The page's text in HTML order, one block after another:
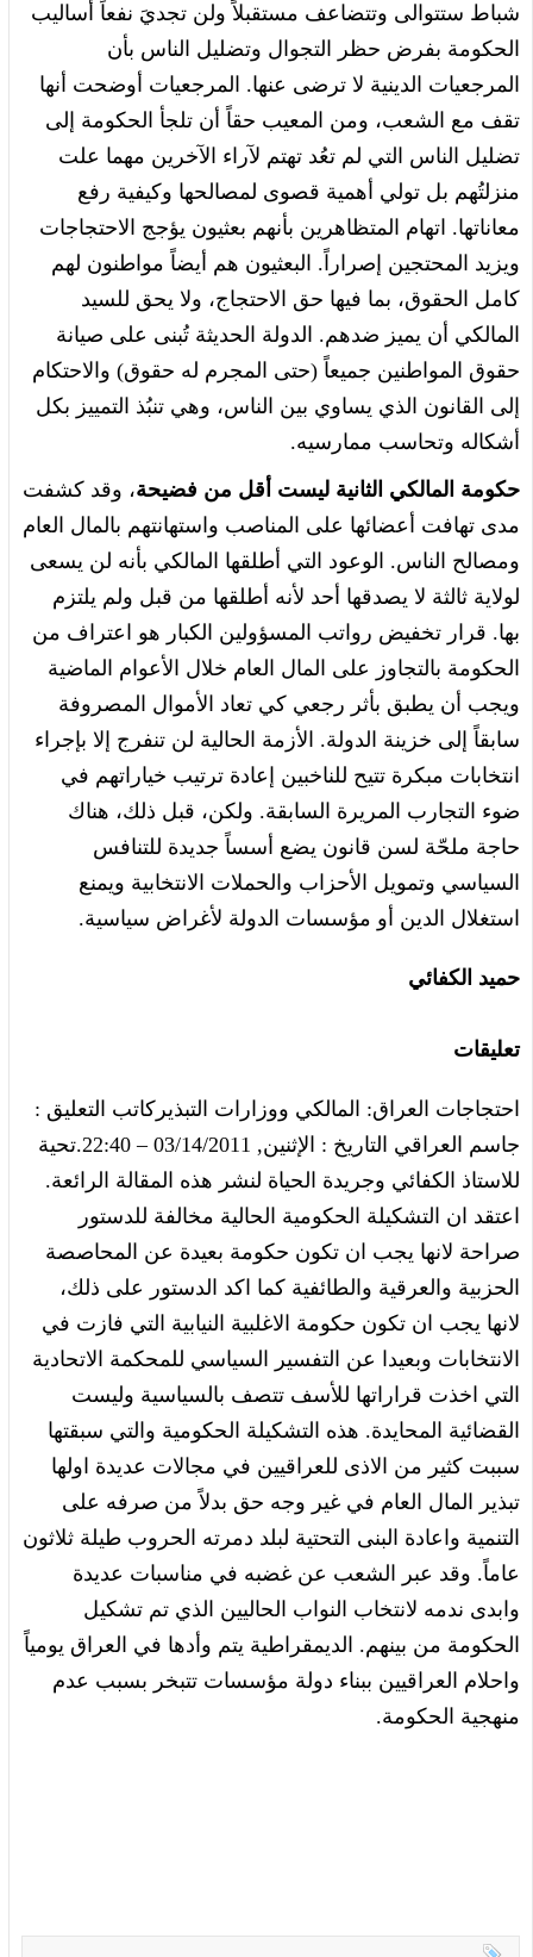
شباط ستتوالى وتتضاعف مستقبلاً ولن تجديَ نفعاً أساليب
الحكومة بفرض حظر التجوال وتضليل الناس بأن
المرجعيات الدينية لا ترضى عنها. المرجعيات أوضحت أنها
تقف مع الشعب، ومن المعيب حقاً أن تلجأ الحكومة إلى
تضليل الناس التي لم تعُد تهتم لآراء الآخرين مهما علت
منزلتُهم بل تولي أهمية قصوى لمصالحها وكيفية رفع
معاناتها. اتهام المتظاهرين بأنهم بعثيون يؤجج الاحتجاجات
ويزيد المحتجين إصراراً. البعثيون هم أيضاً مواطنون لهم
كامل الحقوق، بما فيها حق الاحتجاج، ولا يحق للسيد
المالكي أن يميز ضدهم. الدولة الحديثة تُبنى على صيانة
حقوق المواطنين جميعاً (حتى المجرم له حقوق) والاحتكام
إلى القانون الذي يساوي بين الناس، وهي تنبُذ التمييز بكل
أشكاله وتحاسب ممارسيه.
حكومة المالكي الثانية ليست أقل من فضيحة، وقد كشفت
مدى تهافت أعضائها على المناصب واستهانتهم بالمال العام
ومصالح الناس. الوعود التي أطلقها المالكي بأنه لن يسعى
لولاية ثالثة لا يصدقها أحد لأنه أطلقها من قبل ولم يلتزم
بها. قرار تخفيض رواتب المسؤولين الكبار هو اعتراف من
الحكومة بالتجاوز على المال العام خلال الأعوام الماضية
ويجب أن يطبق بأثر رجعي كي تعاد الأموال المصروفة
سابقاً إلى خزينة الدولة. الأزمة الحالية لن تنفرج إلا بإجراء
انتخابات مبكرة تتيح للناخبين إعادة ترتيب خياراتهم في
ضوء التجارب المريرة السابقة. ولكن، قبل ذلك، هناك
حاجة ملحّة لسن قانون يضع أسساً جديدة للتنافس
السياسي وتمويل الأحزاب والحملات الانتخابية ويمنع
استغلال الدين أو مؤسسات الدولة لأغراض سياسية.
حميد الكفائي
تعليقات
احتجاجات العراق: المالكي ووزارات التبذيركاتب التعليق :
جاسم العراقي التاريخ : الإثنين, 03/14/2011 – 22:40.تحية
للاستاذ الكفائي وجريدة الحياة لنشر هذه المقالة الرائعة.
اعتقد ان التشكيلة الحكومية الحالية مخالفة للدستور
صراحة لانها يجب ان تكون حكومة بعيدة عن المحاصصة
الحزبية والعرقية والطائفية كما اكد الدستور على ذلك،
لانها يجب ان تكون حكومة الاغلبية النيابية التي فازت في
الانتخابات وبعيدا عن التفسير السياسي للمحكمة الاتحادية
التي اخذت قراراتها للأسف تتصف بالسياسية وليست
القضائية المحايدة. هذه التشكيلة الحكومية والتي سبقتها
سببت كثير من الاذى للعراقيين في مجالات عديدة اولها
تبذير المال العام في غير وجه حق بدلاً من صرفه على
التنمية واعادة البنى التحتية لبلد دمرته الحروب طيلة ثلاثون
عاماً. وقد عبر الشعب عن غضبه في مناسبات عديدة
وابدى ندمه لانتخاب النواب الحاليين الذي تم تشكيل
الحكومة من بينهم. الديمقراطية يتم وأدها في العراق يومياً
واحلام العراقيين ببناء دولة مؤسسات تتبخر بسبب عدم
منهجية الحكومة.